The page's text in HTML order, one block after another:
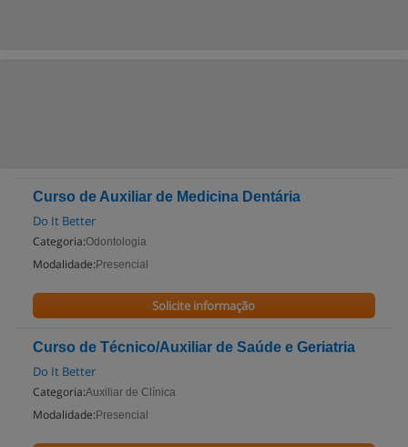
Curso de Auxiliar de Medicina Dentária
Do It Better
Categoria:Odontologia
Modalidade: Presencial
Solicite informação
Curso de Técnico/Auxiliar de Saúde e Geriatria
Do It Better
Categoria:Auxiliar de Clínica
Modalidade: Presencial